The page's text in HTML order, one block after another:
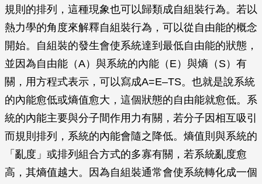
規則的排列，這種現象也可以歸類成自組裝行為。若以
熱力學的角度來解釋自組裝行為，可以從自由能的概念
開始。自組裝的發生會使系統達到最低自由能的狀態，
並因為自由能（A）與系統的內能（E）與熵（S）有
關，用方程式表示，可以寫成A=E–TS。也就是說系統
的內能愈低或熵值愈大，這個狀態的自由能就愈低。系
統的內能主要與分子間作用力有關，若分子因相互吸引
而規則排列，系統的內能會隨之降低。熵值則與系統的
「亂度」或排列組合方式的多寡有關，若系統亂度愈
高，其熵值越大。因為自組裝通常會使系統轉化成一個